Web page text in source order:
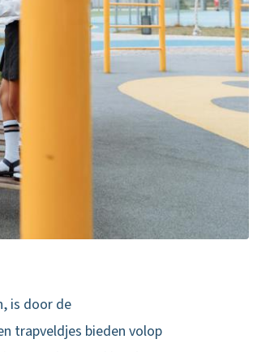
is door de
trapveldjes bieden volop